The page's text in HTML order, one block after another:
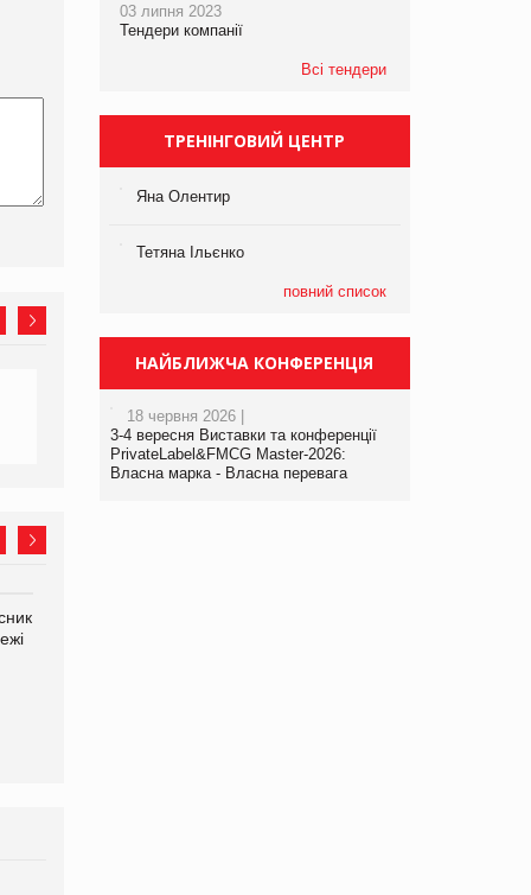
03 липня 2023
Тендери компанії
Всі тендери
ТРЕНІНГОВИЙ ЦЕНТР
Яна Олентир
Тетяна Ільєнко
повний список
НАЙБЛИЖЧА КОНФЕРЕНЦІЯ
18 червня 2026 |
3-4 вересня Виставки та конференції
PrivateLabel&FMCG Master-2026:
Власна марка - Власна перевага